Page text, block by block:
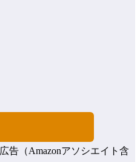
告（Amazonアソシエイト含